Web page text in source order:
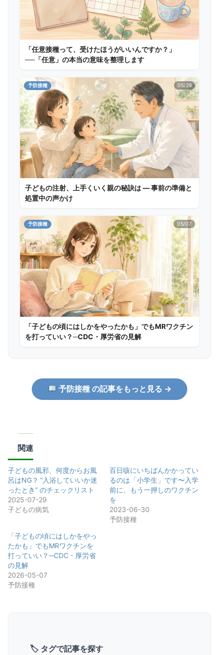
「任意接種って、受けたほうがいいんですか？」
──「任意」の本当の意味を整理します
予防接種 05/29
子どもの注射、上手くいく親の秘訣は ― 事前の準備と
処置中の声かけ
予防接種 05/07
「子どもの頃にはしかをやったかも」でもMRワクチン
を打っていい？─CDC・厚労省の見解
予防接種 の記事をもっと見る →
関連
子どもの風邪、何度からお風
呂はNG？ “入浴していいか迷
ったとき” のチェックリスト
2025-07-29
子どもの病気
百日咳にいちばんかかってい
るのは「小学生」です〜入学
前に、もう一押しのワクチン
を
2023-06-30
予防接種
「子どもの頃にはしかをやっ
たかも」でもMRワクチンを
打っていい？─CDC・厚労省
の見解
2026-05-07
予防接種
🏷 タグで記事を探す